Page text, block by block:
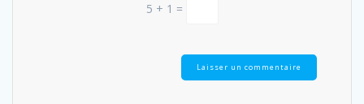
5 + 1 =